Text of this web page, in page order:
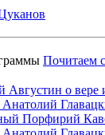
Почитаем
Августин о вере
Порфирий